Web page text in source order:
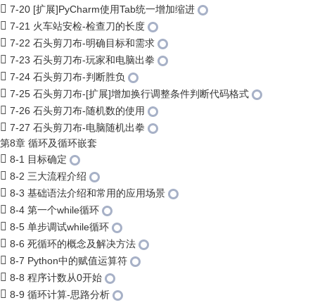
7-20 [扩展]PyCharm使用Tab统一增加缩进
7-21 火车站安检-检查刀的长度
7-22 石头剪刀布-明确目标和需求
7-23 石头剪刀布-玩家和电脑出拳
7-24 石头剪刀布-判断胜负
7-25 石头剪刀布-[扩展]增加换行调整条件判断代码格式
7-26 石头剪刀布-随机数的使用
7-27 石头剪刀布-电脑随机出拳
第8章 循环及循环嵌套
8-1 目标确定
8-2 三大流程介绍
8-3 基础语法介绍和常用的应用场景
8-4 第一个while循环
8-5 单步调试while循环
8-6 死循环的概念及解决方法
8-7 Python中的赋值运算符
8-8 程序计数从0开始
8-9 循环计算-思路分析